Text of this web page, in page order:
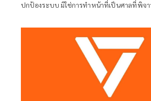
ปกป้องระบบ มิใช่การทำหน้าที่เป็นศาลที่พิจ